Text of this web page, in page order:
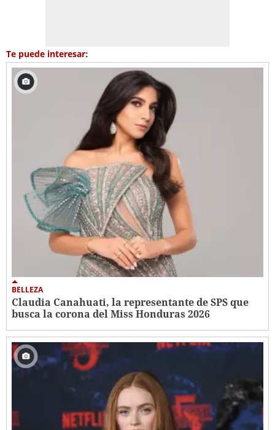
Te puede interesar:
BELLEZA
Claudia Canahuati, la representante de SPS que
busca la corona del Miss Honduras 2026